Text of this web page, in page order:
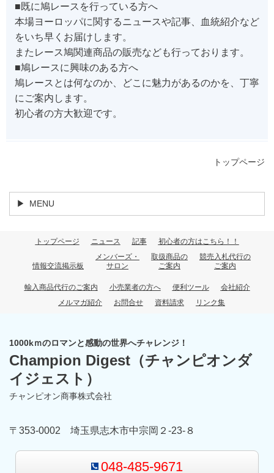
■既に鳩レースを行っている方へ
本場ヨーロッパに関するニュースや記事、血統紹介など
をいち早くお届けします。
またレース鳩関連商品の販売なども行っております。
■鳩レースに興味のある方へ
鳩レースとは何なのか、どこに魅力があるのかを、丁寧
にご案内します。
初心者の方大歓迎です。
トップページ
MENU
トップページ ニュース 記事 初心者の方はこちら！！
情報交流掲示板
メンバーズ・
サロン
取扱商品の
ご案内
競売入札代行の
ご案内
輸入商品代行のご案内 小売業者の方へ 便利ツール
会社紹介
メルマガ紹介
お問合せ 資料請求 リンク集
1000kｍのロマンと感動の世界へチャレンジ！
Champion Digest （チャンピオンダ
イジェスト）
チャンピオン商事株式会社
〒353-0002 埼玉県志木市中宗岡２-23-８
048-485-9671